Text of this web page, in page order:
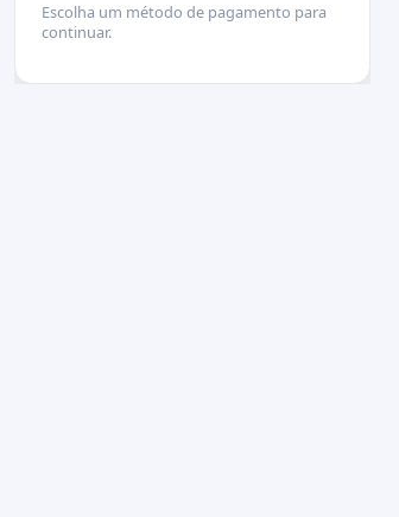
Escolha um método de pagamento para
continuar.